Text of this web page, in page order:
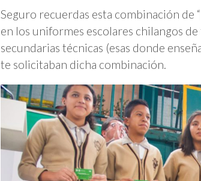
Seguro recuerdas esta combinación de
en los uniformes escolares chilangos
secundarias técnicas (esas donde
te solicitaban dicha combinación.